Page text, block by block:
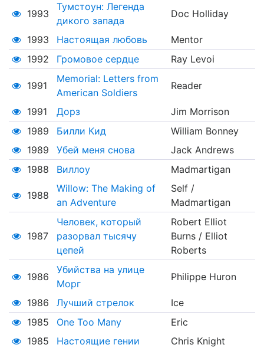
1993
Тумстоун: Легенда
дикого запада
Doc Holliday
1993 Настоящая любовь
Mentor
1992
Громовое сердце Ray Levoi
1991
Memorial: Letters from
American Soldiers
Reader
1991 Дорз
Jim Morrison
1989
Билли Кид
William Bonney
1989
Убей меня снова
Jack Andrews
1988
Виллоу Madmartigan
1988
Willow: The Making of
an Adventure
Self /
Madmartigan
1987
Человек, который
разорвал тысячу
цепей
Robert Elliot
Burns / Elliot
Roberts
1986
Убийства на улице
Морг
Philippe Huron
1986 Лучший стрелок
Ice
1985
One Too Many
Eric
1985
Настоящие гении
Chris Knight